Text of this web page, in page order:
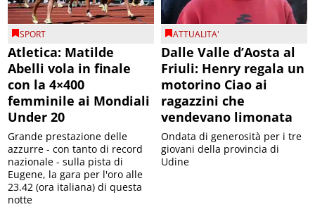
SPORT
Atletica: Matilde
Abelli vola in finale
con la 4×400
femminile ai Mondiali
Under 20
Grande prestazione delle
azzurre - con tanto di record
nazionale - sulla pista di
Eugene, la gara per l'oro alle
23.42 (ora italiana) di questa
notte
ATTUALITA'
Dalle Valle d’Aosta al
Friuli: Henry regala un
motorino Ciao ai
ragazzini che
vendevano limonata
Ondata di generosità per i tre
giovani della provincia di
Udine